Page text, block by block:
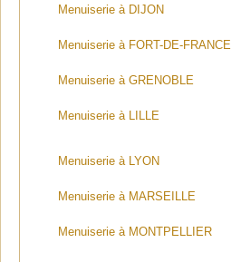
Menuiserie à DIJON
Menuiserie à FORT-DE-FRANCE
Menuiserie à GRENOBLE
Menuiserie à LILLE
Menuiserie à LYON
Menuiserie à MARSEILLE
Menuiserie à MONTPELLIER